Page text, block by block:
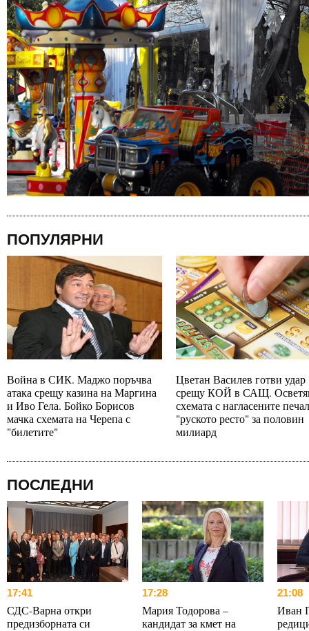
ПОПУЛЯРНИ
Война в СИК. Маджо поръчва
атака срещу казина на Маргина
и Иво Гела. Бойко Борисов
мачка схемата на Черепа с
"билетите"
Цветан Василев готви удар
срещу КОЙ в САЩ.
схемата с нагласените
"руското ресто" за половин
милиард
ПОСЛЕДНИ
17:41
СДС-Варна откри
предизборната си
17:28
Мария Тодорова –
кандидат за кмет на
21:08
Иван